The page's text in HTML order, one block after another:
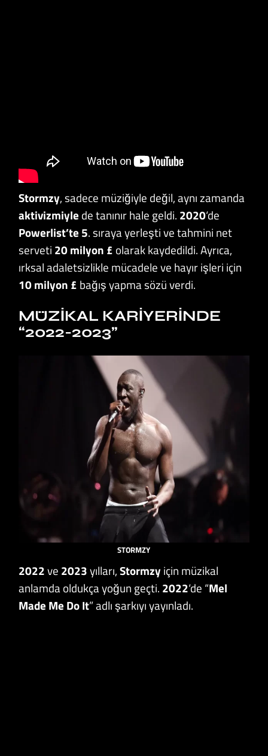
Stormzy, sadece müziğiyle değil, aynı zamanda
aktivizmiyle de tanınır hale geldi. 2020‘de
Powerlist’te 5. sıraya yerleşti ve tahmini net
serveti 20 milyon £ olarak kaydedildi. Ayrıca,
ırksal adaletsizlikle mücadele ve hayır işleri için
10 milyon £ bağış yapma sözü verdi.
MÜZIKAL KARIYERINDE
“2022-2023”
STORMZY
2022ve 2023yılları,Stormzy için müzikal
anlamda oldukça yoğun geçti. 2022‘de “Mel
Made Me Do It” adlı şarkıyı yayınladı.